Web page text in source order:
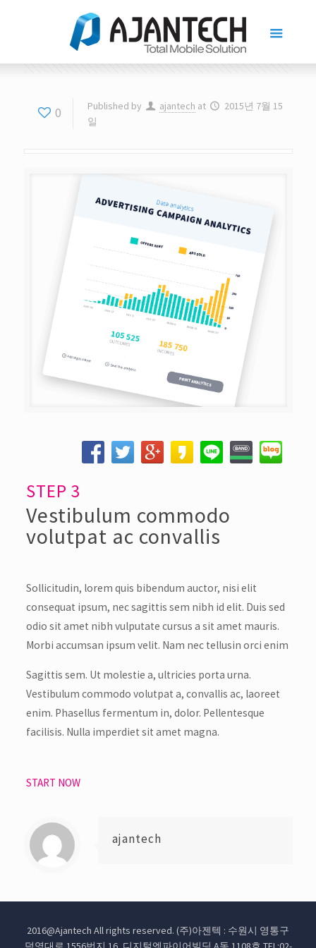
0 Published by ajantech at
2015년 7월 15
일
STEP 3
Vestibulum commodo
volutpat ac convallis
Sollicitudin, lorem quis bibendum auctor, nisi elit
consequat ipsum, nec sagittis sem nibh id elit. Duis sed
odio sit amet nibh vulputate cursus a sit amet mauris.
Morbi accumsan ipsum velit. Nam nec tellusin orci enim
Sagittis sem. Ut molestie a, ultricies porta urna.
Vestibulum commodo volutpat a, convallis ac, laoreet
enim. Phasellus fermentum in, dolor. Pellentesque
facilisis. Nulla imperdiet sit amet magna.
START NOW
ajantech
2016@Ajantech All rights reserved. (주)아젠텍 : 수원시 영통구